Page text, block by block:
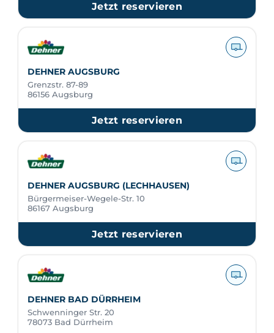
Jetzt reservieren
DEHNER AUGSBURG
Grenzstr. 87-89
86156 Augsburg
Jetzt reservieren
DEHNER AUGSBURG (LECHHAUSEN)
Bürgermeiser-Wegele-Str. 10
86167 Augsburg
Jetzt reservieren
DEHNER BAD DÜRRHEIM
Schwenninger Str. 20
78073 Bad Dürrheim